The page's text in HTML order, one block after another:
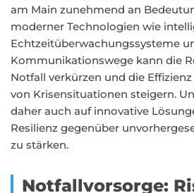
am Main zunehmend an
moderner Technologien wie
Echtzeitüberwachungssysteme
Kommunikationswege kann die
Notfall verkürzen und die
von Krisensituationen steigern.
daher auch auf innovative
Resilienz gegenüber
zu stärken.
Notfallvorsorge: